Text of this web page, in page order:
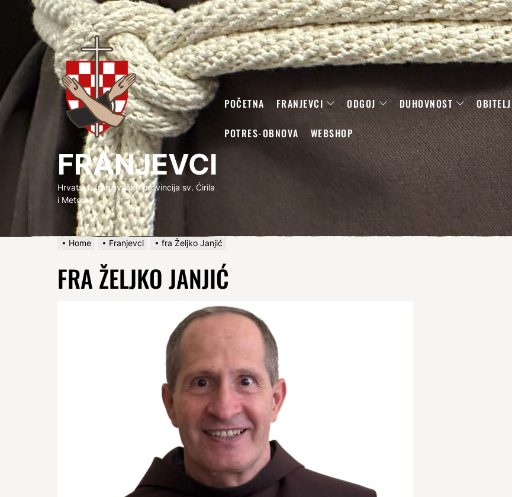
FRANJEVCI
FRANJEVCI
Hrvatska franjevačka provincija sv. Ćirila
i Metoda
POČETNA FRANJEVCI ODGOJ DUHOVNOST OBITELJ
POTRES-OBNOVA WEBSHOP
Home Franjevci fra Željko Janjić
FRA ŽELJKO JANJIĆ